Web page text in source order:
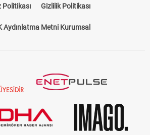
Politikası Gizlilik Politikası
Aydınlatma Metni Kurumsal